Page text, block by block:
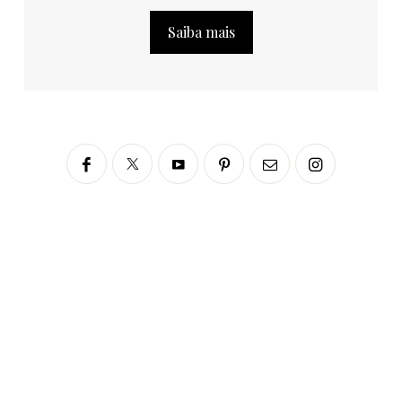
Saiba mais